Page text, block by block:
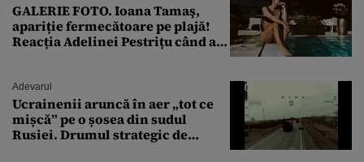
GALERIE FOTO. Ioana Tamaş,
apariție fermecătoare pe plajă!
Reacția Adelinei Pestrițu când a
Adevarul
Ucrainenii aruncă în aer „tot ce
mișcă” pe o șosea din sudul
Rusiei. Drumul strategic de